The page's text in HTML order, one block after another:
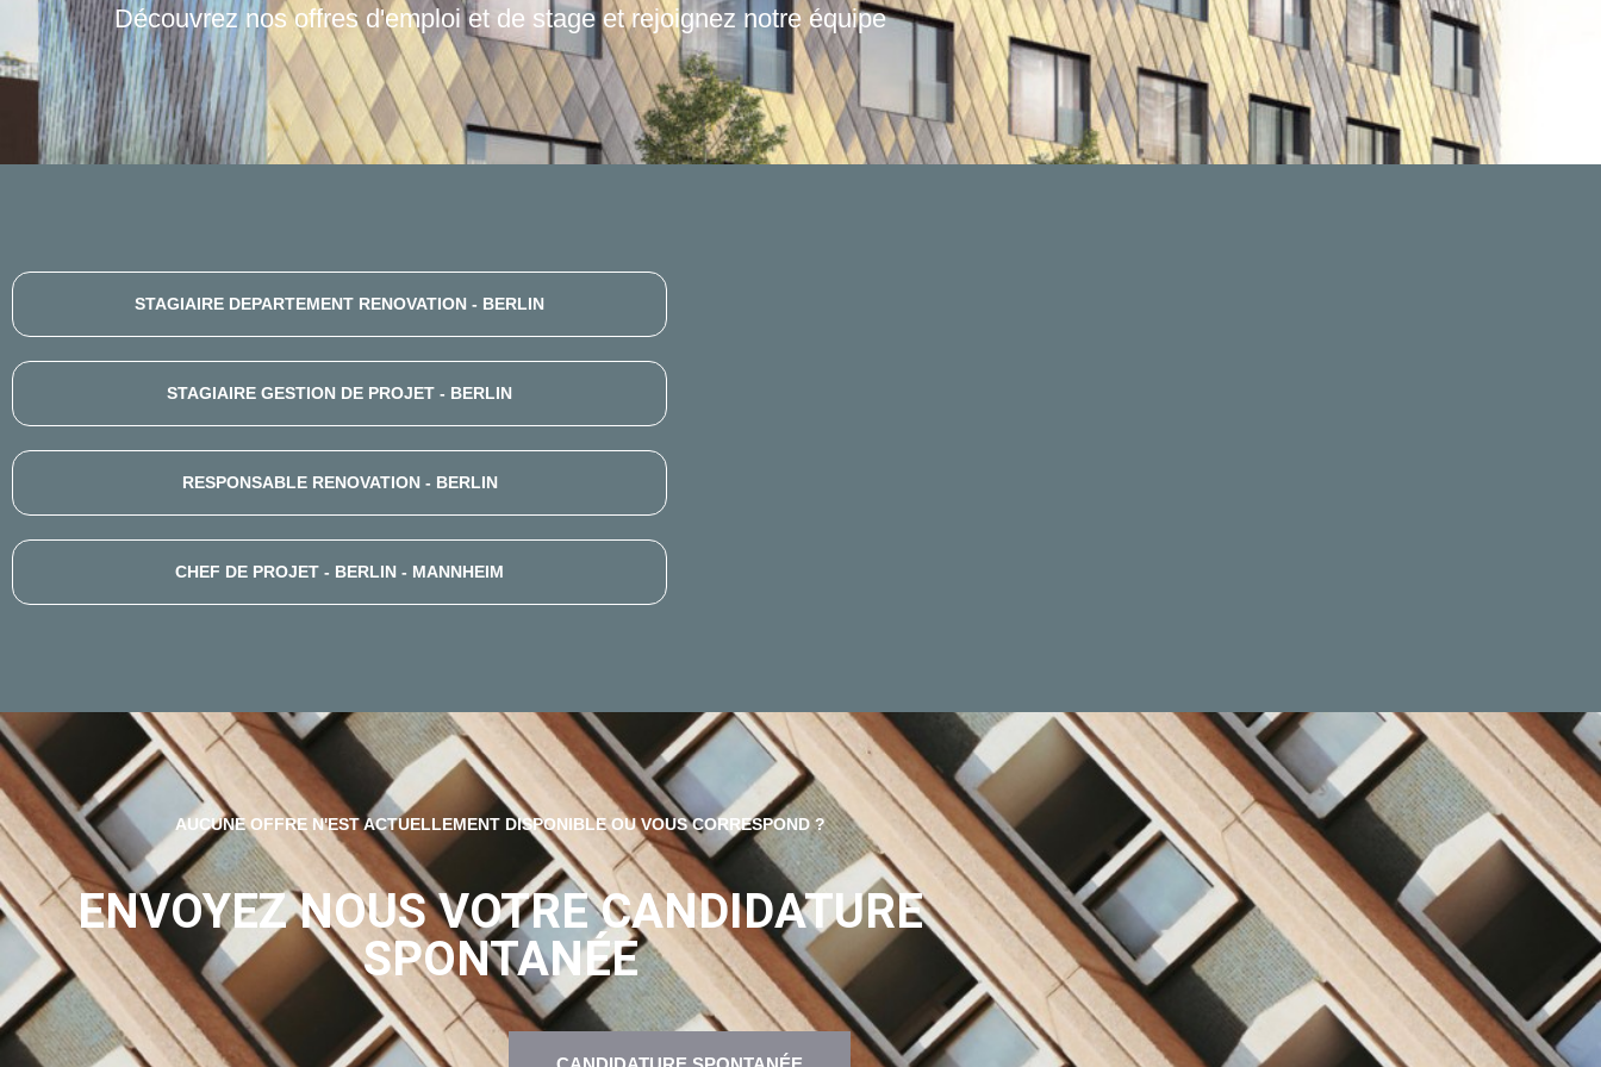
Découvrez nos offres d'emploi et de stage et rejoignez notre équipe
STAGIAIRE DEPARTEMENT RENOVATION - BERLIN
STAGIAIRE GESTION DE PROJET - BERLIN
RESPONSABLE RENOVATION - BERLIN
CHEF DE PROJET - BERLIN - MANNHEIM
AUCUNE OFFRE N'EST ACTUELLEMENT DISPONIBLE OU VOUS CORRESPOND ?
ENVOYEZ NOUS VOTRE CANDIDATURE
SPONTANÉE